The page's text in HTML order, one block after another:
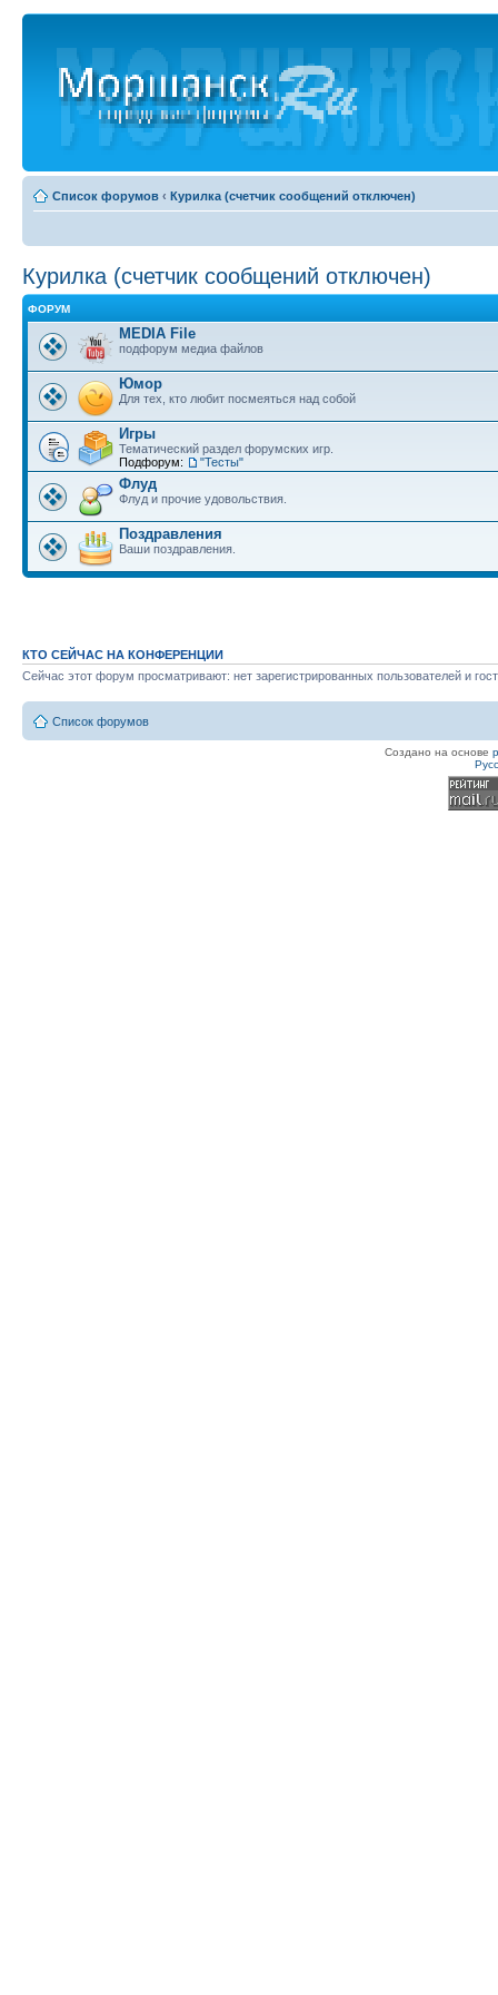
Список форумов ‹ Курилка (счетчик сообщений отключен)
Курилка (счетчик сообщений отключен)
ФОРУМ
MEDIA File
подфорум медиа файлов
Юмор
Для тех, кто любит посмеяться над собой
Игры
Тематический раздел форумских игр.
Подфорум:
"Тесты"
Флуд
Флуд и прочие удовольствия.
Поздравления
Ваши поздравления.
КТО СЕЙЧАС НА КОНФЕРЕНЦИИ
Сейчас этот форум просматривают: нет зарегистрированных пользователей и
Список форумов
Создано на основе